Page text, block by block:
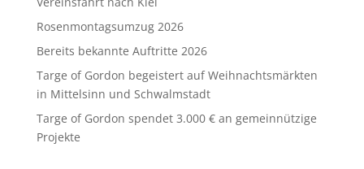
Rosenmontagsumzug 2026
Bereits bekannte Auftritte 2026
Targe of Gordon begeistert auf Weihnachtsmärkten
in Mittelsinn und Schwalmstadt
Targe of Gordon spendet 3.000 € an gemeinnützige
Projekte